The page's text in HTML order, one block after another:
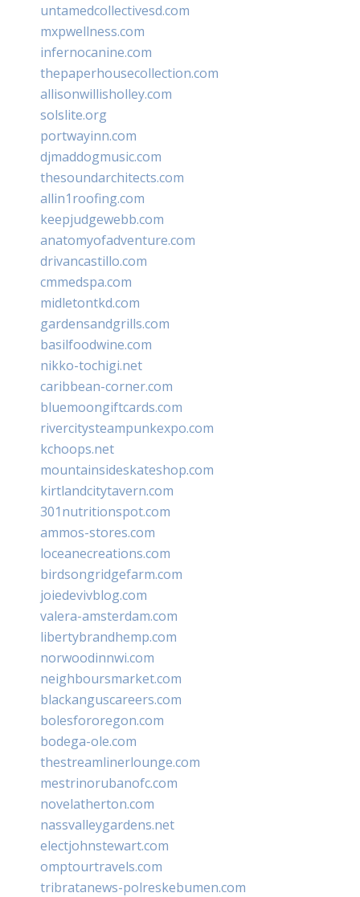
untamedcollectivesd.com
mxpwellness.com
infernocanine.com
thepaperhousecollection.com
allisonwillisholley.com
solslite.org
portwayinn.com
djmaddogmusic.com
thesoundarchitects.com
allin1roofing.com
keepjudgewebb.com
anatomyofadventure.com
drivancastillo.com
cmmedspa.com
midletontkd.com
gardensandgrills.com
basilfoodwine.com
nikko-tochigi.net
caribbean-corner.com
bluemoongiftcards.com
rivercitysteampunkexpo.com
kchoops.net
mountainsideskateshop.com
kirtlandcitytavern.com
301nutritionspot.com
ammos-stores.com
loceanecreations.com
birdsongridgefarm.com
joiedevivblog.com
valera-amsterdam.com
libertybrandhemp.com
norwoodinnwi.com
neighboursmarket.com
blackanguscareers.com
bolesfororegon.com
bodega-ole.com
thestreamlinerlounge.com
mestrinorubanofc.com
novelatherton.com
nassvalleygardens.net
electjohnstewart.com
omptourtravels.com
tribratanews-polreskebumen.com